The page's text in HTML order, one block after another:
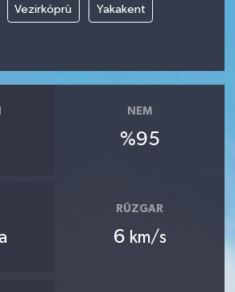
Vezirköprü Yakakent
NEM
%95
RÜZGAR
6 km/s